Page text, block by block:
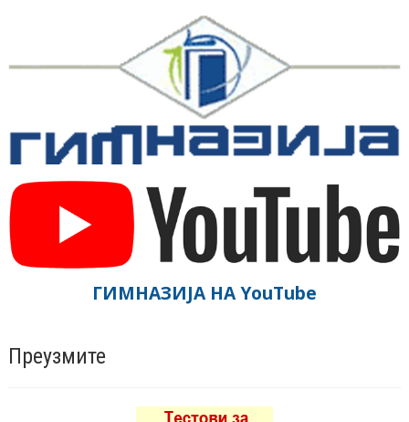
ГИМНАЗИЈА НА YouTube
Преузмите